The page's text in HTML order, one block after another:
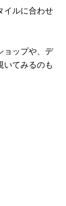
イルに合わせ
ョップや、デ
いてみるのも